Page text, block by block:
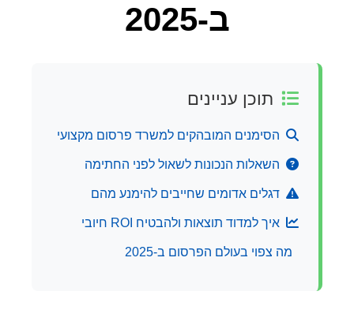
ב-2025
תוכן עניינים
הסימנים המובהקים למשרד פרסום מקצועי
השאלות הנכונות לשאול לפני החתימה
דגלים אדומים שחייבים להימנע מהם
איך למדוד תוצאות ולהבטיח ROI חיובי
מה צפוי בעולם הפרסום ב-2025